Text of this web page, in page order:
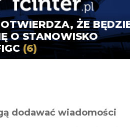
ŻE
O STANOWISKO
(6)
dodawać wiadomości